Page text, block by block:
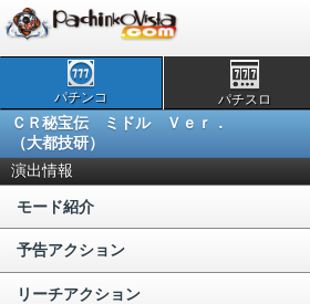
パチンコ パチスロ
ＣＲ秘宝伝 ミドル Ｖｅｒ．
（大都技研）
演出情報
モード紹介
予告アクション
リーチアクション